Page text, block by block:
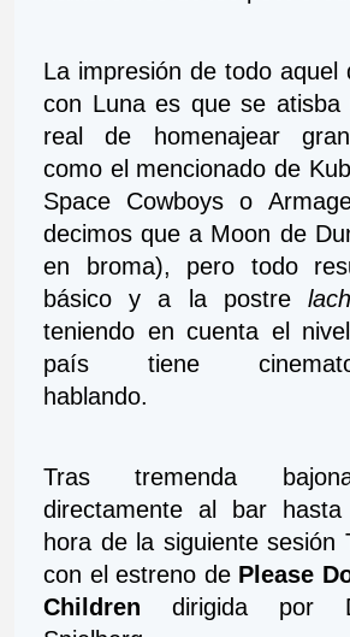
La impresión de todo aquel
con Luna es que se atisba
real de homenajear
como el mencionado de
Space Cowboys o
decimos que a Moon de
en broma), pero todo
básico y a la postre
teniendo en cuenta el
país tiene
hablando.
Tras tremenda
directamente al bar
hora de la siguiente sesión
con el estreno de Please
Children dirigida por